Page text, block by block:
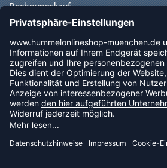
Rechnungskauf
Paypal
Vorkasse
Sofortüberweisung
NEWSLETTER